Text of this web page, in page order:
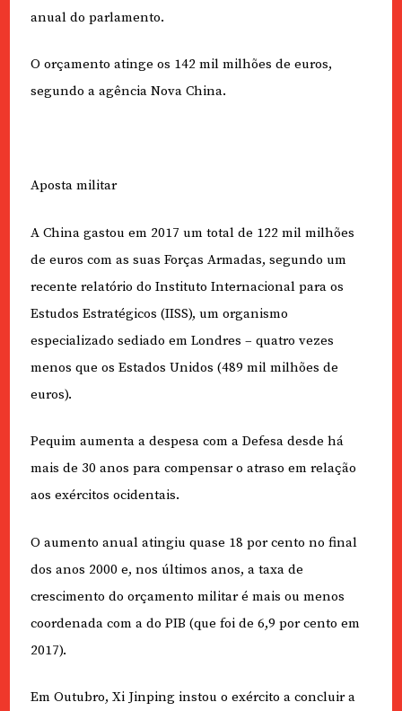
anual do parlamento.
O orçamento atinge os 142 mil milhões de euros,
segundo a agência Nova China.
Aposta militar
A China gastou em 2017 um total de 122 mil milhões
de euros com as suas Forças Armadas, segundo um
recente relatório do Instituto Internacional para os
Estudos Estratégicos (IISS), um organismo
especializado sediado em Londres – quatro vezes
menos que os Estados Unidos (489 mil milhões de
euros).
Pequim aumenta a despesa com a Defesa desde há
mais de 30 anos para compensar o atraso em relação
aos exércitos ocidentais.
O aumento anual atingiu quase 18 por cento no final
dos anos 2000 e, nos últimos anos, a taxa de
crescimento do orçamento militar é mais ou menos
coordenada com a do PIB (que foi de 6,9 por cento em
2017).
Em Outubro, Xi Jinping instou o exército a concluir a